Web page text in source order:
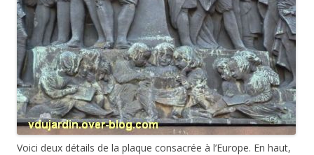
Voici deux détails de la plaque consacrée à l’Europe. En haut,